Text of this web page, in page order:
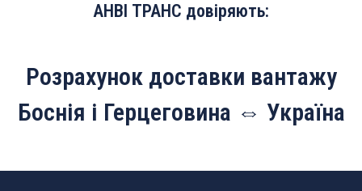
АНВІ ТРАНС довіряють:
Розрахунок доставки вантажу
Боснія і Герцеговина ⇔ Україна